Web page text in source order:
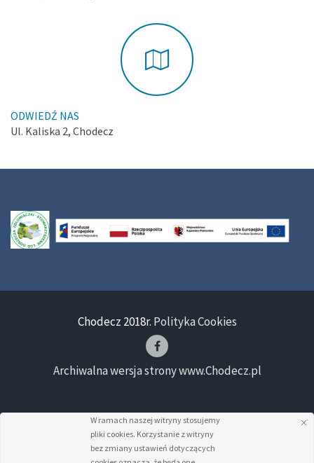
ODWIEDŹ NAS
Ul. Kaliska 2, Chodecz
Chodecz 2018r. Polityka Cookies
Archiwalna wersja strony www.Chodecz.pl
W ramach naszej witryny stosujemy
pliki cookies. Korzystanie z witryny
bez zmiany ustawień dotyczących